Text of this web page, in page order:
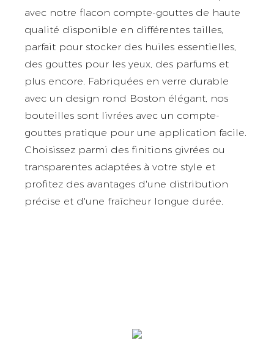
avec notre flacon compte-gouttes de haute
qualité disponible en différentes tailles,
parfait pour stocker des huiles essentielles,
des gouttes pour les yeux, des parfums et
plus encore. Fabriquées en verre durable
avec un design rond Boston élégant, nos
bouteilles sont livrées avec un compte-
gouttes pratique pour une application facile.
Choisissez parmi des finitions givrées ou
transparentes adaptées à votre style et
profitez des avantages d'une distribution
précise et d'une fraîcheur longue durée.